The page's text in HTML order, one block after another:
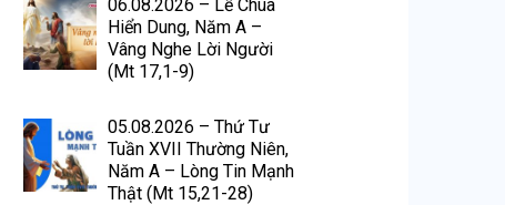
06.08.2026 – Lễ Chúa
Hiển Dung, Năm A –
Vâng Nghe Lời Người
(Mt 17,1-9)
05.08.2026 – Thứ Tư
Tuần XVII Thường Niên,
Năm A – Lòng Tin Mạnh
Thật (Mt 15,21-28)